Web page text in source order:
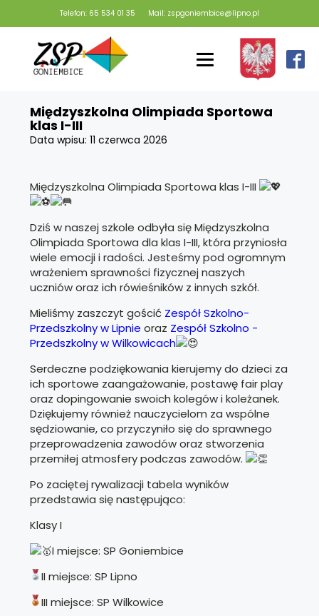
Telefon: 65 534 01 35 Mail: zspgoniembice@lipno.pl
Międzyszkolna Olimpiada Sportowa
klas I-III
Data wpisu:11 czerwca 2026
Międzyszkolna Olimpiada Sportowa klas I-III
Dziś w naszej szkole odbyła się Międzyszkolna
Olimpiada Sportowa dla klas I-III, która przyniosła
wiele emocji i radości. Jesteśmy pod ogromnym
wrażeniem sprawności fizycznej naszych
uczniów oraz ich rówieśników z innych szkół.
Mieliśmy zaszczyt gościć Zespół Szkolno-
Przedszkolny w Lipnie oraz Zespół Szkolno -
Przedszkolny w Wilkowicach
Serdeczne podziękowania kierujemy do dzieci za
ich sportowe zaangażowanie, postawę fair play
oraz dopingowanie swoich kolegów i koleżanek.
Dziękujemy również nauczycielom za wspólne
sędziowanie, co przyczyniło się do sprawnego
przeprowadzenia zawodów oraz stworzenia
przemiłej atmosfery podczas zawodów.
Po zaciętej rywalizacji tabela wyników
przedstawia się następująco:
Klasy I
I miejsce: SP Goniembice
II miejsce: SP Lipno
III miejsce: SP Wilkowice